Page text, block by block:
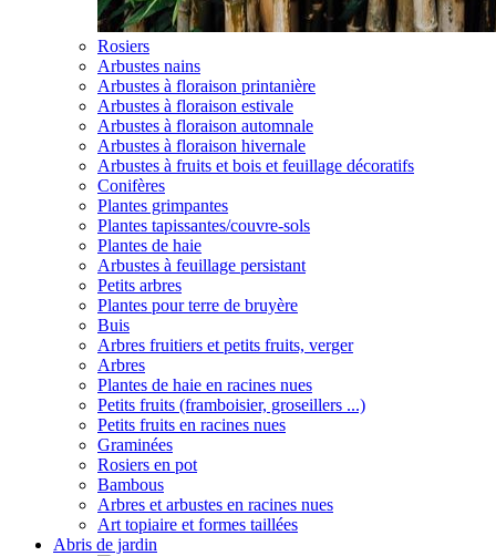
Rosiers
Arbustes nains
Arbustes à floraison printanière
Arbustes à floraison estivale
Arbustes à floraison automnale
Arbustes à floraison hivernale
Arbustes à fruits et bois et feuillage décoratifs
Conifères
Plantes grimpantes
Plantes tapissantes/couvre-sols
Plantes de haie
Arbustes à feuillage persistant
Petits arbres
Plantes pour terre de bruyère
Buis
Arbres fruitiers et petits fruits, verger
Arbres
Plantes de haie en racines nues
Petits fruits (framboisier, groseillers ...)
Petits fruits en racines nues
Graminées
Rosiers en pot
Bambous
Arbres et arbustes en racines nues
Art topiaire et formes taillées
Abris de jardin